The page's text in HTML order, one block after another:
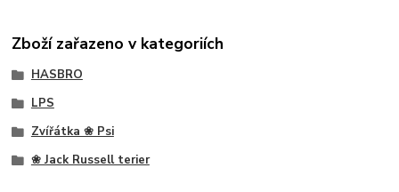
Zboží zařazeno v kategoriích
HASBRO
LPS
Zvířátka ❀ Psi
❀ Jack Russell terier